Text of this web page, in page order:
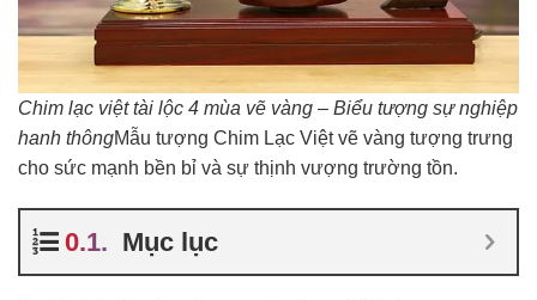
Chim lạc việt tài lộc 4 mùa vẽ vàng – Biểu tượng sự nghiệp
hanh thôngMẫu tượng Chim Lạc Việt vẽ vàng tượng trưng
cho sức mạnh bền bỉ và sự thịnh vượng trường tồn.
Mục lục